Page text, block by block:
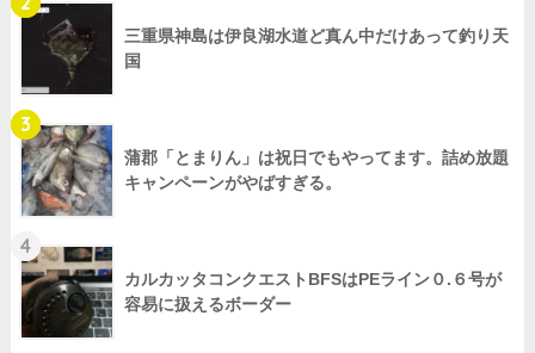
三重県神島は伊良湖水道ど真ん中だけあって釣り天
国
3
蒲郡「とまりん」は祝日でもやってます。詰め放題
キャンペーンがやばすぎる。
4
カルカッタコンクエストBFSはPEライン０.６号が
容易に扱えるボーダー